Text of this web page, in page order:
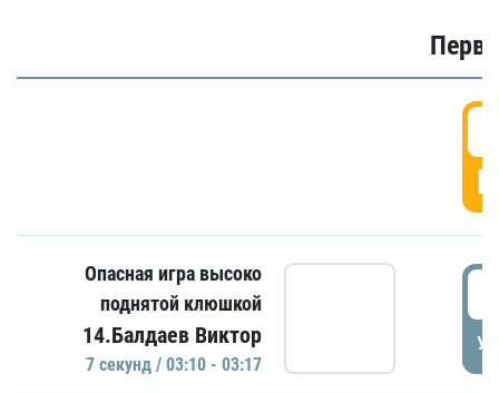
Опасная игра высоко
поднятой клюшкой
14.Балдаев Виктор
7 секунд / 03:10 - 03:17